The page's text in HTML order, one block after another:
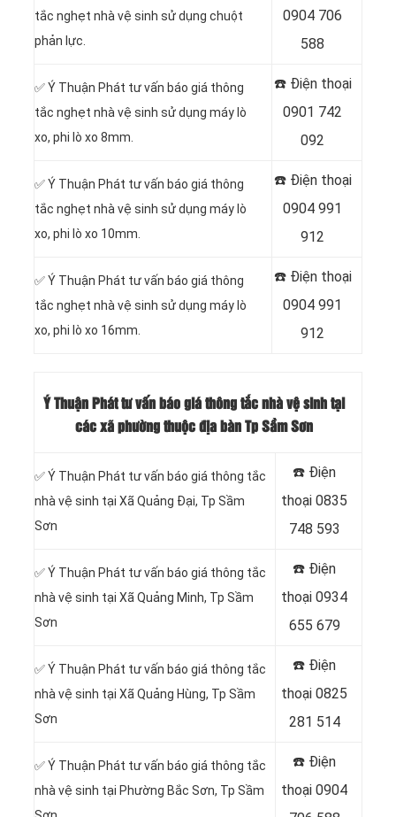
tắc nghẹt nhà vệ sinh sử dụng chuột
phản lực.
0904 706
588
✅ Ý Thuận Phát tư vấn báo giá thông
tắc nghẹt nhà vệ sinh sử dụng máy lò
xo, phi lò xo 8mm.
☎️ Điện thoại
0901 742
092
✅ Ý Thuận Phát tư vấn báo giá thông
tắc nghẹt nhà vệ sinh sử dụng máy lò
xo, phi lò xo 10mm.
☎️ Điện thoại
0904 991
912
✅ Ý Thuận Phát tư vấn báo giá thông
tắc nghẹt nhà vệ sinh sử dụng máy lò
xo, phi lò xo 16mm.
☎️ Điện thoại
0904 991
912
Ý Thuận Phát tư vấn báo giá thông tắc nhà vệ sinh tại
các xã phường thuộc địa bàn Tp Sầm Sơn
✅ Ý Thuận Phát tư vấn báo giá thông tắc
nhà vệ sinh tại Xã Quảng Đại, Tp Sầm
Sơn
☎️ Điện
thoại 0835
748 593
✅ Ý Thuận Phát tư vấn báo giá thông tắc
nhà vệ sinh tại Xã Quảng Minh, Tp Sầm
Sơn
☎️ Điện
thoại 0934
655 679
✅ Ý Thuận Phát tư vấn báo giá thông tắc
nhà vệ sinh tại Xã Quảng Hùng, Tp Sầm
Sơn
☎️ Điện
thoại 0825
281 514
✅ Ý Thuận Phát tư vấn báo giá thông tắc
nhà vệ sinh tại Phường Bắc Sơn, Tp Sầm
☎️ Điện
thoại 0904